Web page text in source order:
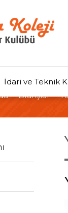
İdari ve Teknik
Branşlar